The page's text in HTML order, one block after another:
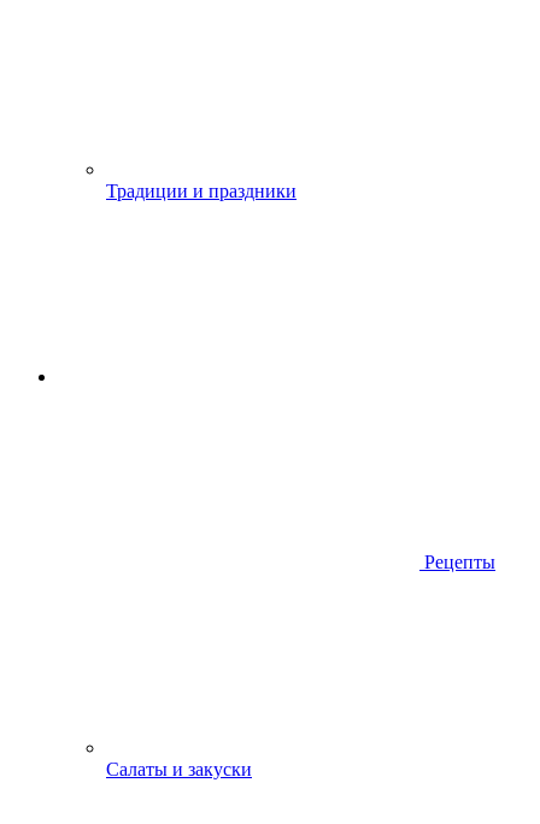
Традиции и праздники
Рецепты
Салаты и закуски